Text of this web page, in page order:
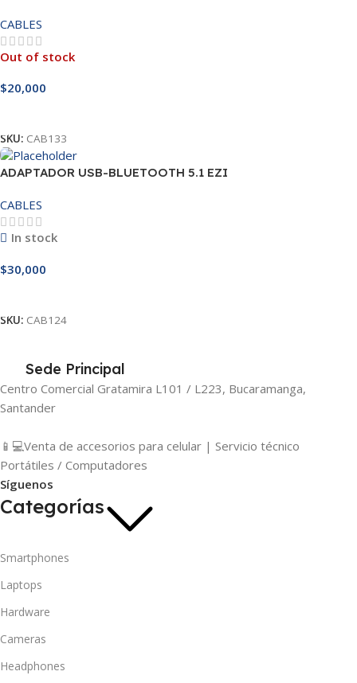
CABLES
Out of stock
$20,000
SKU: CAB133
ADAPTADOR USB-BLUETOOTH 5.1 EZI
CABLES
In stock
$30,000
SKU: CAB124
Sede Principal
Centro Comercial Gratamira L101 / L223, Bucaramanga,
Santander
📱💻Venta de accesorios para celular | Servicio técnico
Portátiles / Computadores
Síguenos
Categorías
Smartphones
Laptops
Hardware
Cameras
Headphones